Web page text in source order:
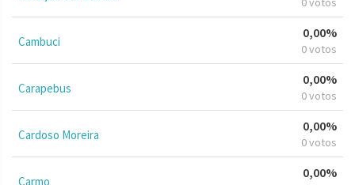
Cambuci
0,00%
0 votos
Carapebus
0,00%
0 votos
Cardoso Moreira
0,00%
0 votos
Carmo
0,00%